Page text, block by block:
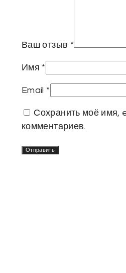
Ваш отзыв *
Имя *
Email *
Сохранить моё имя,
комментариев.